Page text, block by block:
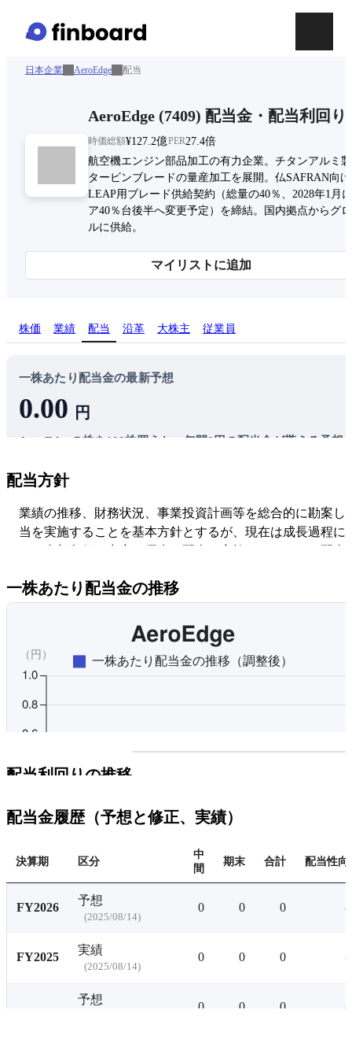
日本企業 AeroEdge 配当
AeroEdge (7409) 配当金・配当利回り
時価総額¥127.2億PER27.4倍
航空機エンジン部品加工の有力企業。チタンアルミ
タービンブレードの量産加工を展開。仏SAFRAN向
LEAP用ブレード供給契約（総量の40％、2028年1月
ア40％台後半へ変更予定）を締結。国内拠点からグ
ルに供給。
マイリストに追加
株価 業績 配当 沿革 大株主 従業員
一株あたり配当金の最新予想
0.00 円
AeroEdgeの株を100株買うと、年間0円の配当金が貰える予想
配当利回り
配当方針
業績の推移、財務状況、事業投資計画等を総合的に勘案し
当を実施することを基本方針とするが、現在は成長過程に
能としている。
一株あたり配当金の推移
配当利回りの推移
配当利回りの推移にアクセ
配当金履歴（予想と修正、実績）
決算期 区分
中
間
期末 合計 配当性向
FY2026
予想
(2025/08/14)
0 0 0 -
FY2025
実績
(2025/08/14)
0 0 0 -
予想
0 0 0 -